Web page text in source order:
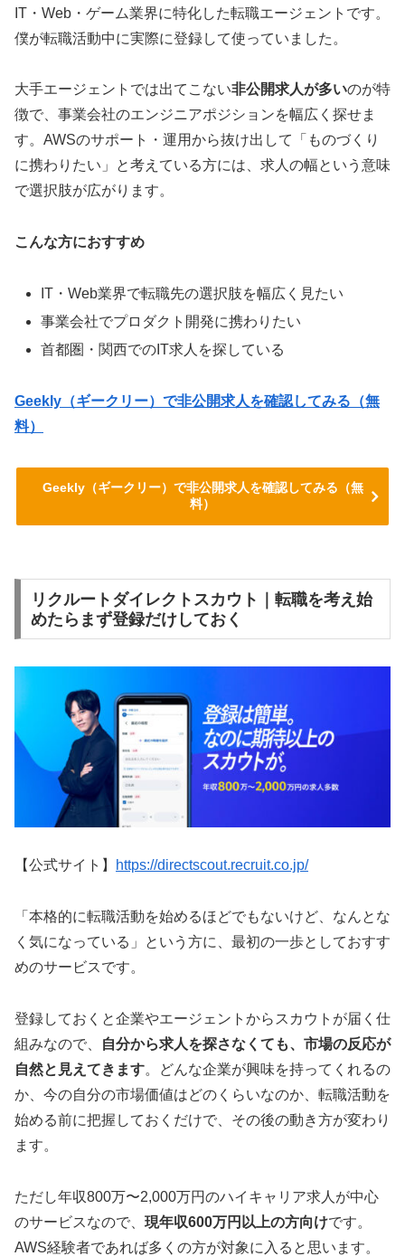
IT・Web・ゲーム業界に特化した転職エージェントです。
僕が転職活動中に実際に登録して使っていました。
大手エージェントでは出てこない非公開求人が多いのが特
徴で、事業会社のエンジニアポジションを幅広く探せま
す。AWSのサポート・運用から抜け出して「ものづくり
に携わりたい」と考えている方には、求人の幅という意味
で選択肢が広がります。
こんな方におすすめ
IT・Web業界で転職先の選択肢を幅広く見たい
事業会社でプロダクト開発に携わりたい
首都圏・関西でのIT求人を探している
Geekly（ギークリー）で非公開求人を確認してみる（無
料）
Geekly（ギークリー）で非公開求人を確認してみる（無
料）
リクルートダイレクトスカウト｜転職を考え始
めたらまず登録だけしておく
【公式サイト】 https://directscout.recruit.co.jp/
「本格的に転職活動を始めるほどでもないけど、なんとな
く気になっている」という方に、最初の一歩としておすす
めのサービスです。
登録しておくと企業やエージェントからスカウトが届く仕
組みなので、
自分から求人を探さなくても、市場の反応が
自然と見えてきます。どんな企業が興味を持ってくれるの
か、今の自分の市場価値はどのくらいなのか、転職活動を
始める前に把握しておくだけで、その後の動き方が変わり
ます。
ただし年収800万〜2,000万円のハイキャリア求人が中心
のサービスなので、 現年収600万円以上の方向けです。
AWS経験者であれば多くの方が対象に入ると思います。